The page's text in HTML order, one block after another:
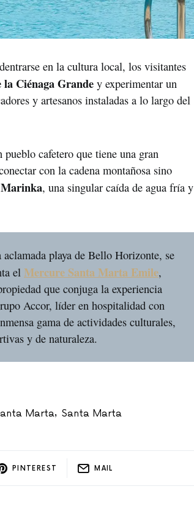
en la cultura local, los visitantes
la Ciénaga Grande y experimentar un
y artesanos instaladas a lo largo del
pueblo cafetero que tiene una gran
con la cadena montañosa sino
Marinka, una singular caída de agua fría y
aclamada playa de Bello Horizonte, se
el Mercure Santa Marta Emile,
que conjuga la experiencia
Accor, líder en hospitalidad con
gama de actividades culturales,
y de naturaleza.
Marta, Santa Marta
PINTEREST MAIL